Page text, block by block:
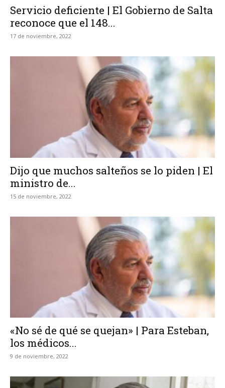
Servicio deficiente | El Gobierno de Salta
reconoce que el 148...
17 de noviembre, 2022
Dijo que muchos salteños se lo piden | El
ministro de...
15 de noviembre, 2022
«No sé de qué se quejan» | Para Esteban,
los médicos...
9 de noviembre, 2022